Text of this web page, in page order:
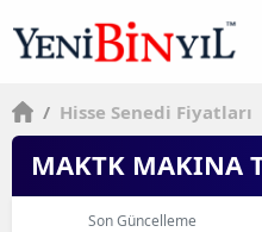
/ Hisse Senedi Fiyatları
MAKTK MAKINA
Son Güncelleme